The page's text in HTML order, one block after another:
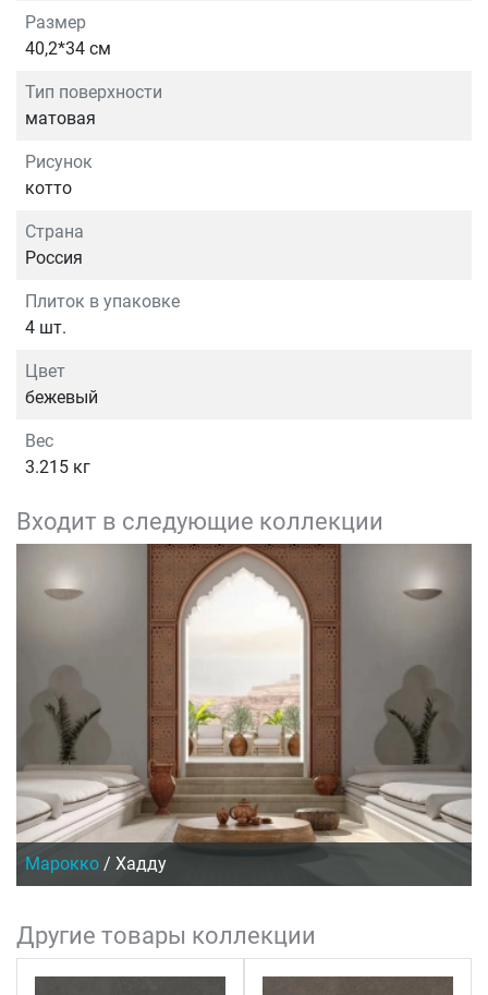
Размер
40,2*34 см
Тип поверхности
матовая
Рисунок
котто
Страна
Россия
Плиток в упаковке
4 шт.
Цвет
бежевый
Вес
3.215 кг
Входит в следующие коллекции
Марокко / Хадду
Другие товары коллекции